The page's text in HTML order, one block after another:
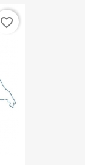
favorite_border